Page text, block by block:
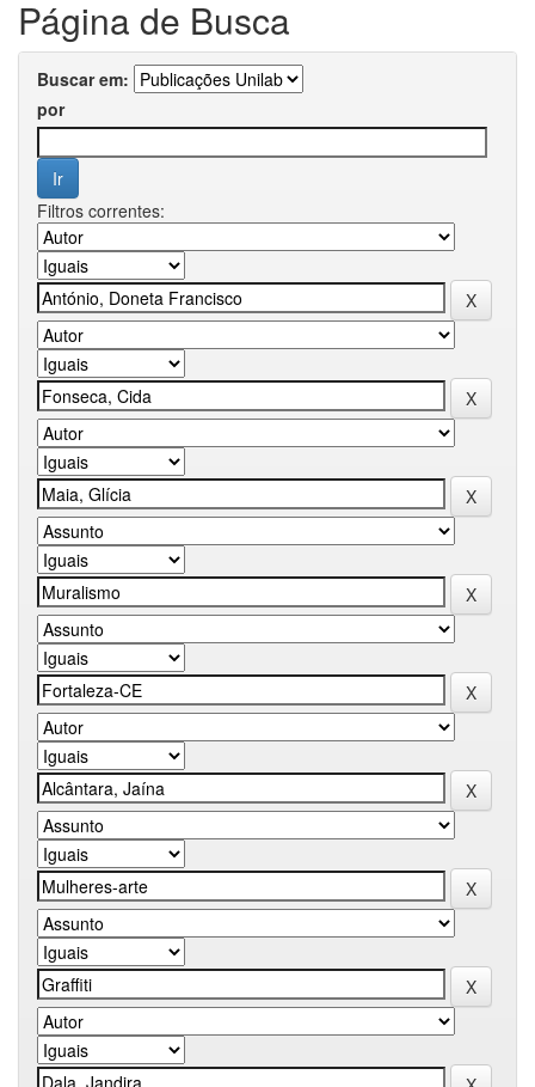
Página de Busca
Buscar em:
por
Filtros correntes: